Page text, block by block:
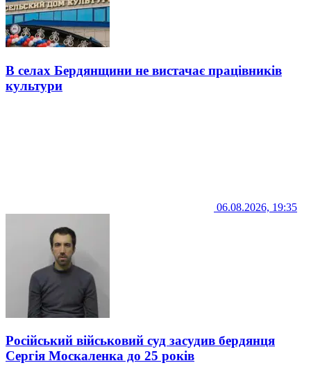
В селах Бердянщини не вистачає працівників
культури
06.08.2026, 19:35
Російський військовий суд засудив бердянця
Сергія Москаленка до 25 років